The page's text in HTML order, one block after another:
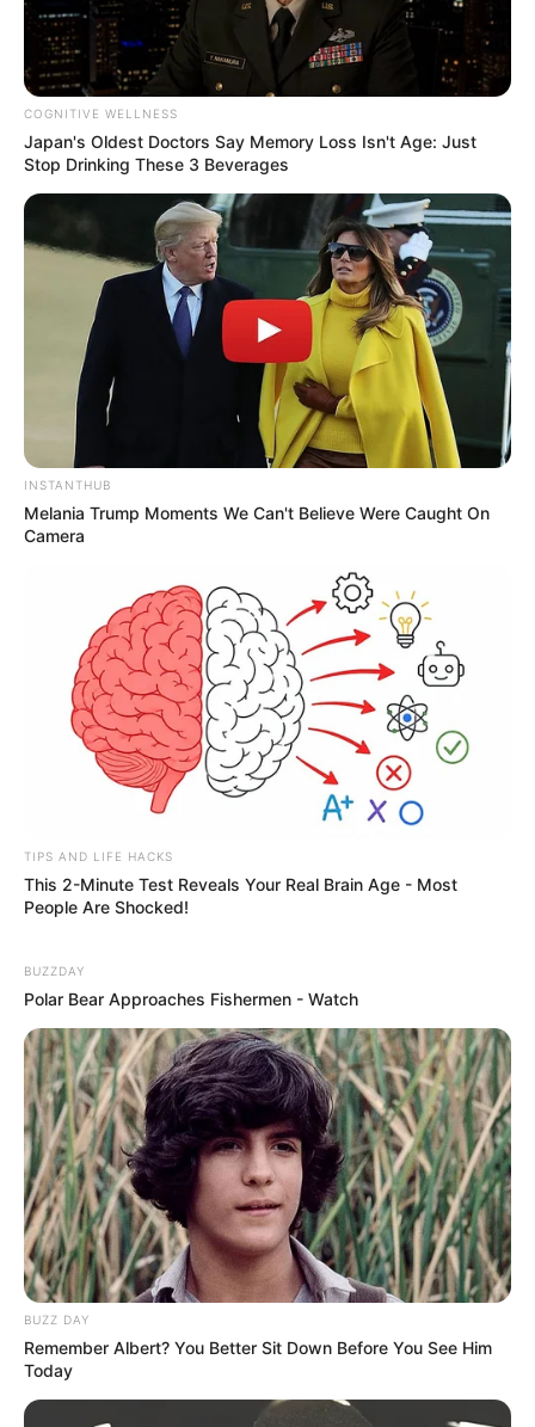
COGNITIVE WELLNESS
Japan's Oldest Doctors Say Memory Loss Isn't Age: Just
Stop Drinking These 3 Beverages
INSTANTHUB
Melania Trump Moments We Can't Believe Were Caught On
Camera
TIPS AND LIFE HACKS
This 2-Minute Test Reveals Your Real Brain Age - Most
People Are Shocked!
BUZZDAY
Polar Bear Approaches Fishermen - Watch
BUZZ DAY
Remember Albert? You Better Sit Down Before You See Him
Today